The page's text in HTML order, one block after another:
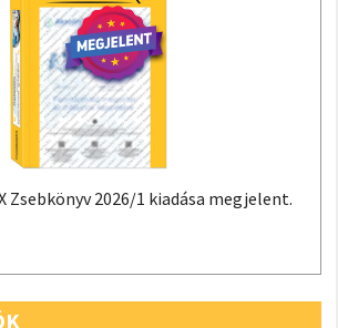
Zsebkönyv 2026/1 kiadása megjelent.